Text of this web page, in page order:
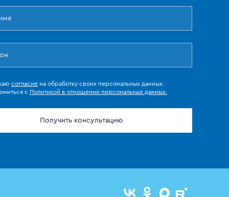
согласие на обработку своих персональных данных.
с Политикой в отношении персональных данных.
Получить консультацию